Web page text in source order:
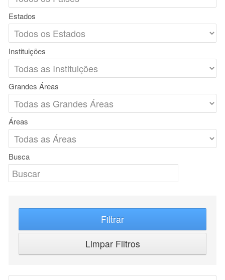
Estados
Instituições
Grandes Áreas
Áreas
Busca
Filtrar
Limpar Filtros